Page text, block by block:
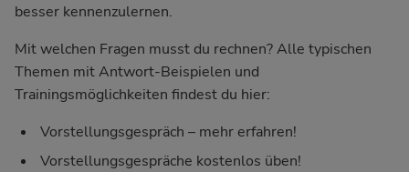
besser kennenzulernen.
Mit welchen Fragen musst du rechnen? Alle typischen
Themen mit Antwort-Beispielen und
Trainingsmöglichkeiten findest du hier:
Vorstellungsgespräch – mehr erfahren!
Vorstellungsgespräche kostenlos üben!